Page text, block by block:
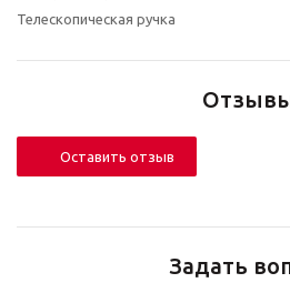
Телескопическая ручка
Оставить отзыв
Задать